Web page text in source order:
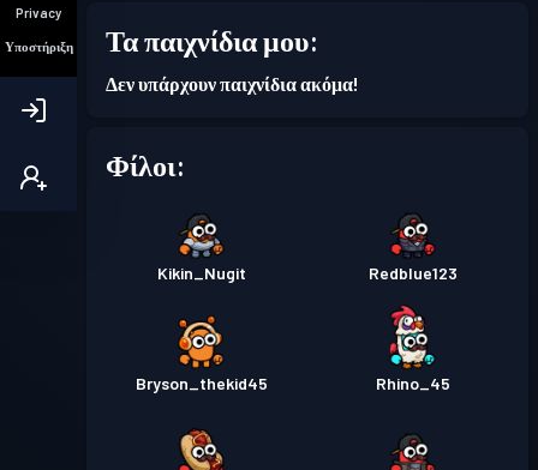
Privacy
Υποστήριξη Τα παιχνίδια μου:
Δεν υπάρχουν παιχνίδια ακόμα!
Φίλοι:
Kikin_Nugit Redblue123
Bryson_thekid45 Rhino_45